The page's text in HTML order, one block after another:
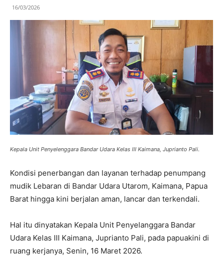
16/03/2026
Kepala Unit Penyelenggara Bandar Udara Kelas III Kaimana, Juprianto Pali.
Kondisi penerbangan dan layanan terhadap penumpang
mudik Lebaran di Bandar Udara Utarom, Kaimana, Papua
Barat hingga kini berjalan aman, lancar dan terkendali.
Hal itu dinyatakan Kepala Unit Penyelanggara Bandar
Udara Kelas III Kaimana, Juprianto Pali, pada papuakini di
ruang kerjanya, Senin, 16 Maret 2026.